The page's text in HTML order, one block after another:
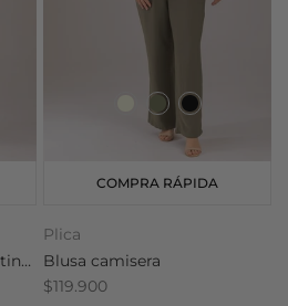
Pantalón estampado pretina resortada
COMPRA RÁPIDA
Plica
Blusa camisera
$119.900